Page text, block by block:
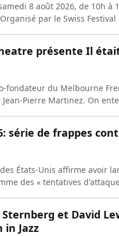
8 août 2026, de 10h à
par le Swiss
présente Il
fondateur du Melbourne
Pierre Martinez. On
série de frappes
États-Unis affirme avoir
des « tentatives
Sternberg et David
Jazz